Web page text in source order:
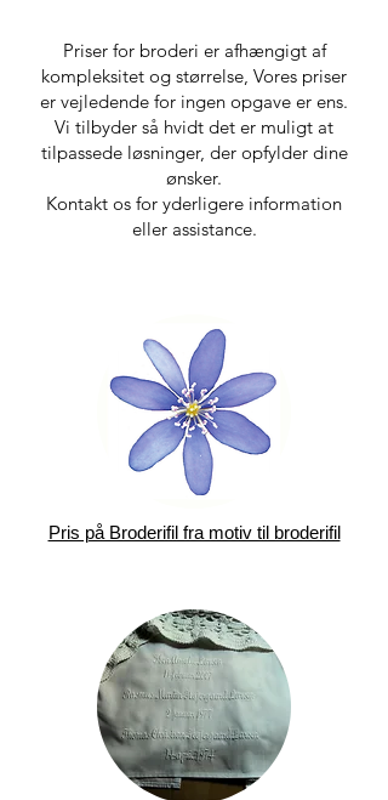
Priser for broderi er afhængigt af
kompleksitet og størrelse, Vores priser
er vejledende for ingen opgave er ens.
Vi tilbyder så hvidt det er muligt at
tilpassede løsninger, der opfylder dine
ønsker.
Kontakt os for yderligere information
eller assistance.
Pris på Broderifil fra motiv til broderifil